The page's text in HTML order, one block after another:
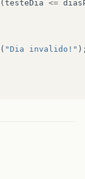
( testeDia <=
( "Dia invalido!"